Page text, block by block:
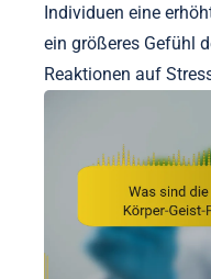
Individuen eine
ein größeres Gefühl
Reaktionen auf